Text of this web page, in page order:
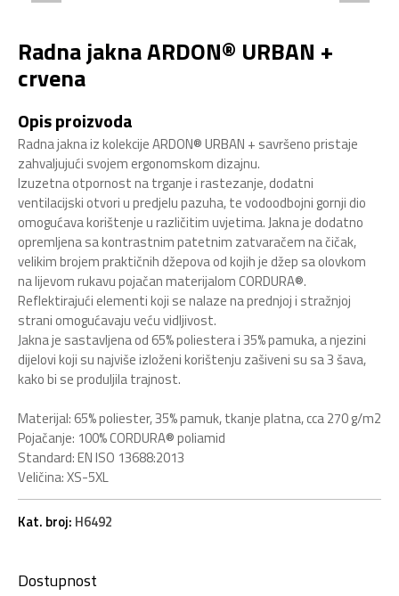
Radna jakna ARDON® URBAN +
crvena
Opis proizvoda
Radna jakna iz kolekcije ARDON® URBAN + savršeno pristaje
zahvaljujući svojem ergonomskom dizajnu.
Izuzetna otpornost na trganje i rastezanje, dodatni
ventilacijski otvori u predjelu pazuha, te vodoodbojni gornji dio
omogućava korištenje u različitim uvjetima. Jakna je dodatno
opremljena sa kontrastnim patetnim zatvaračem na čičak,
velikim brojem praktičnih džepova od kojih je džep sa olovkom
na lijevom rukavu pojačan materijalom CORDURA®.
Reflektirajući elementi koji se nalaze na prednjoj i stražnjoj
strani omogućavaju veću vidljivost.
Jakna je sastavljena od 65% poliestera i 35% pamuka, a njezini
dijelovi koji su najviše izloženi korištenju zašiveni su sa 3 šava,
kako bi se produljila trajnost.
Materijal: 65% poliester, 35% pamuk, tkanje platna, cca 270 g/m2
Pojačanje: 100% CORDURA® poliamid
Standard: EN ISO 13688:2013
Veličina: XS-5XL
Kat. broj: H6492
Dostupnost